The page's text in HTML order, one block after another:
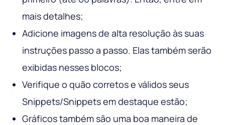
mais detalhes;
Adicione imagens de alta resolução às suas
instruções passo a passo. Elas também serão
exibidas nesses blocos;
Verifique o quão corretos e válidos seus
Snippets/Snippets em destaque estão;
Gráficos também são uma boa maneira de